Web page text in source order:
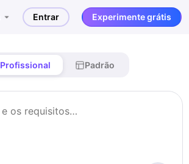
Entrar Experimente grátis
Profissional Padrão